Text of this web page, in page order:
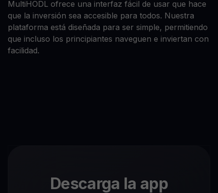
MultiHODL ofrece una interfaz fácil de usar que hace
que la inversión sea accesible para todos. Nuestra
plataforma está diseñada para ser simple, permitiendo
que incluso los principiantes naveguen e inviertan con
facilidad.
Descarga la app